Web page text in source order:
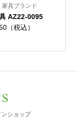
家具ブランド
AZ22-0095
（税込）
ショップ